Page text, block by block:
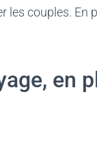
couples. En
en